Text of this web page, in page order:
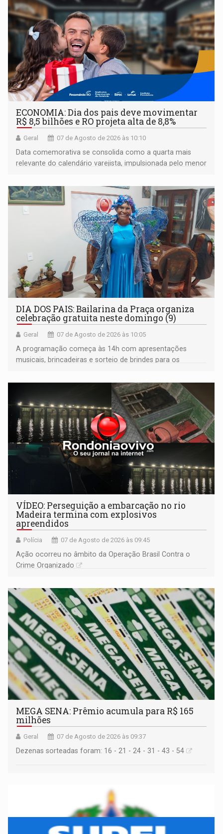
ECONOMIA: Dia dos pais deve movimentar
R$ 8,5 bilhões e RO projeta alta de 8,8%
Geral 07 de Agosto de 2026 às 10:10
Data comemorativa se consolida como a quarta mais
relevante do calendário varejista, impulsionada pelo menor
média do trabalhador
DIA DOS PAIS: Bailarina da Praça organiza
celebração gratuita neste domingo (9)
Geral 07 de Agosto de 2026 às 10:05
A programação começa às 14h com apresentações
musicais, brincadeiras e sorteio de brindes para os
bolo e canto de parabéns dedicado aos pais
VÍDEO: Perseguição a embarcação no rio
Madeira termina com explosivos
apreendidos
Polícia 07 de Agosto de 2026 às 09:45
Ação ocorreu no âmbito da Operação Brasil Contra o
Crime Organizado
MEGA SENA: Prêmio acumula para R$ 165
milhões
Geral 07 de Agosto de 2026 às 09:37
Dezenas sorteadas foram: 16 - 21 - 24 - 31 - 43 - 54